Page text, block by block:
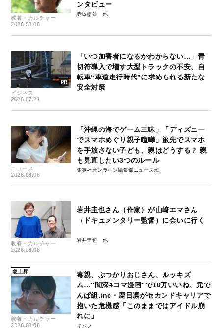
教養・カルチャー
2026.08.08
ンタビュー
赤坂憲雄
ビジネス
2026.07.21
「いつ加害者になるかわからない…」青
切符導入で増す大型トラックの不安、自
転車“車道走行時代”に求められる新たな
安全対策
ニュース
2026.08.08
「沖縄の海でゲーム三昧」「ディズニー
でスマホめぐり親子喧嘩」旅先でスマホ
を手放さない子ども、親はどうする？ 親
も見直したい3つのルール
集英社オンライン編集部ニュース班
教養・カルチャー
2026.08.08
岩井圭也さん（作家）が山崎エマさん
（ドキュメンタリー監督）に会いに行く
岩井圭也
急上昇
教養・カルチャー
2026.08.08
毒親、ぶつかりおじさん、ルッキズ
ム…“闇深4コマ漫画”で10万いいね、元で
んぱ組.inc・鹿目凛がセカンドキャリアで
抱いた危機感「このままではアイドル崩
れに」
キムラ